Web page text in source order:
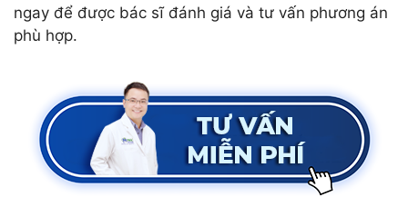
ngay để được bác sĩ đánh giá và tư vấn phương án
phù hợp.